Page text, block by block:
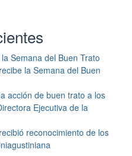
Semana del Buen Trato
la Semana del Buen
acción de buen trato a los
Ejecutiva de la
reconocimiento de los